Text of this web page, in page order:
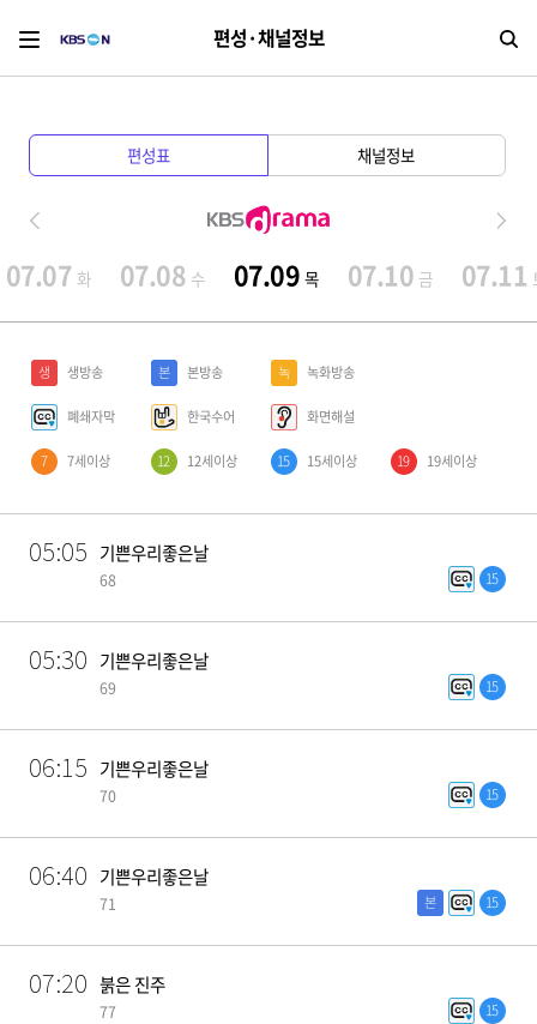
편성·채널정보 검
편성표 채널정보
07.07 화 07.08 수 07.09 목 07.10 금 07.11
생 생방송 본 본방송 녹 녹화방송
폐쇄자막 한국수어 화면해설
7 7세이상 12 12세이상 15 15세이상 19 19세이상
05:05 기쁜우리좋은날
68 15
05:30 기쁜우리좋은날
69 15
06:15 기쁜우리좋은날
70 15
06:40 기쁜우리좋은날
71 본 15
07:20 붉은 진주
77 15